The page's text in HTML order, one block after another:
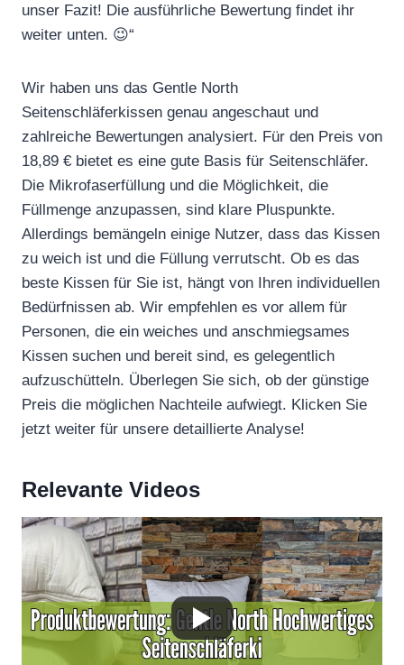
unser Fazit! Die ausführliche Bewertung findet ihr
weiter unten. 😉“
Wir haben uns das Gentle North
Seitenschläferkissen genau angeschaut und
zahlreiche Bewertungen analysiert. Für den Preis von
18,89 € bietet es eine gute Basis für Seitenschläfer.
Die Mikrofaserfüllung und die Möglichkeit, die
Füllmenge anzupassen, sind klare Pluspunkte.
Allerdings bemängeln einige Nutzer, dass das Kissen
zu weich ist und die Füllung verrutscht. Ob es das
beste Kissen für Sie ist, hängt von Ihren individuellen
Bedürfnissen ab. Wir empfehlen es vor allem für
Personen, die ein weiches und anschmiegsames
Kissen suchen und bereit sind, es gelegentlich
aufzuschütteln. Überlegen Sie sich, ob der günstige
Preis die möglichen Nachteile aufwiegt. Klicken Sie
jetzt weiter für unsere detaillierte Analyse!
Relevante Videos